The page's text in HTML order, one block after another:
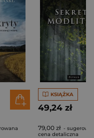
KSIĄŻKA
49,24 zł
79,00 zł -
cena detaliczna